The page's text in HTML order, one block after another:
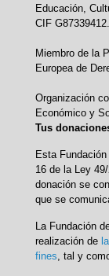
Educación,
CIF G87339412.
Miembro de la
Europea de
Organización
Económico y
Tus
Esta
16 de la Ley
donación se
que se
La Fundación
realización de
fines, tal y